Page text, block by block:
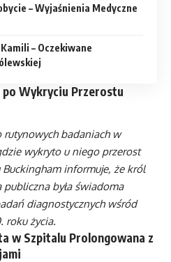
– Wyjaśnienia Medyczne
– Oczekiwane
po Wykryciu Przerostu
rutynowych badaniach w
wykryto u niego przerost
Buckingham informuje, że król
była świadoma
diagnostycznych wśród
roku życia.
w Szpitalu Prolongowana z